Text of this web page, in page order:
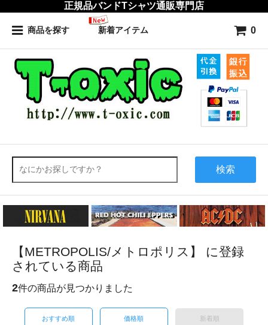
正規品バンドTシャツ通販専門店
商品を探す 新着アイテム 0
検索
【METROPOLIS/メトロポリス】 に登録
されている商品
2件の商品が見つかりました
おすすめ順 価格順 新着順